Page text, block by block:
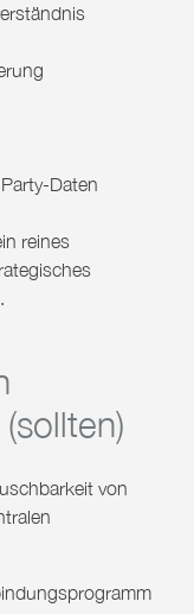
Daten
reines
(sollten)
von